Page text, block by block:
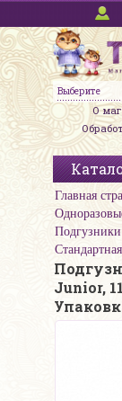
Выберите
О
Главная
Junior,